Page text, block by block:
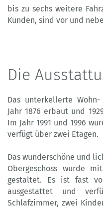
bis zu sechs weitere
Kunden, sind vor und
Die
Das unterkellerte
Jahr 1876 erbaut und
Im Jahr 1991 und 1996
verfügt über zwei Etagen.
Das wunderschöne und
Obergeschoss wurde
gestaltet. Es ist fast
ausgestattet und
Schlafzimmer, zwei